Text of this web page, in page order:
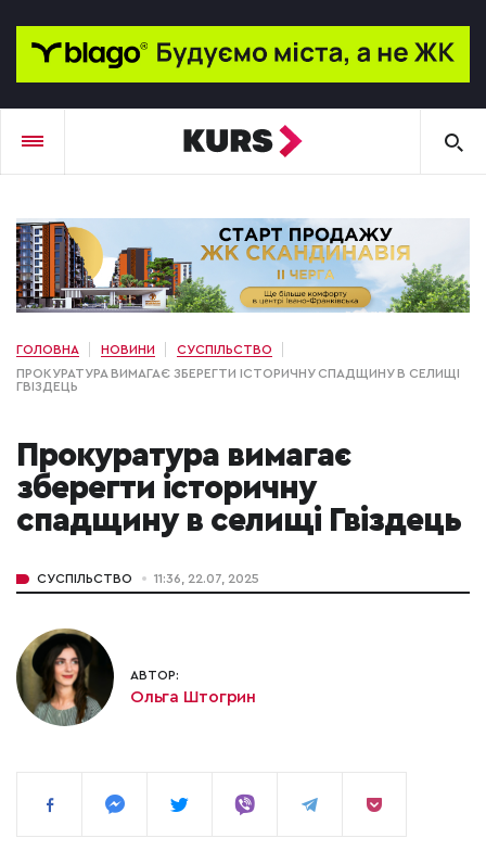
ГОЛОВНА НОВИНИ
СУСПІЛЬСТВО
ПРОКУРАТУРА ВИМАГАЄ ЗБЕРЕГТИ ІСТОРИЧНУ СПАДЩИНУ В СЕЛИЩІ
ГВІЗДЕЦЬ
Прокуратура вимагає
зберегти історичну
спадщину в селищі Гвіздець
СУСПІЛЬСТВО 11:36, 22.07, 2025
АВТОР:
Ольга Штогрин